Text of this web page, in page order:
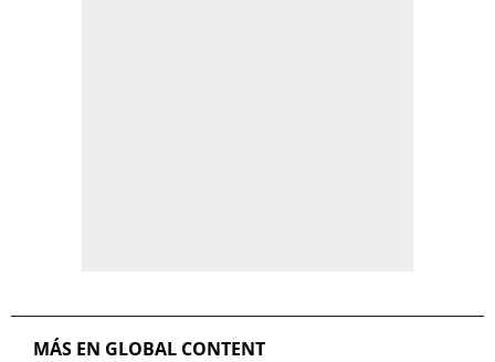
MÁS EN GLOBAL CONTENT